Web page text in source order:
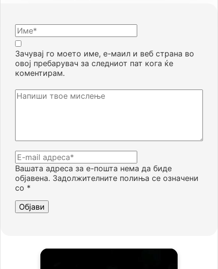
Вашата адреса за е-пошта нема да биде
објавена. Задолжителните полиња се означени
со *
Зачувај го моето име, е-маил и веб страна во
овој пребарувач за следниот пат кога ќе
коментирам.